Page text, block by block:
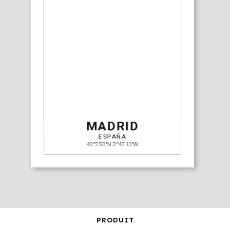
MADRID
ESPAÑA
40º25'0"N 3º42'13"W
PRODUIT